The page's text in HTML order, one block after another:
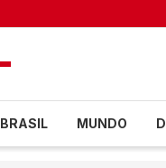
BRASIL MUNDO